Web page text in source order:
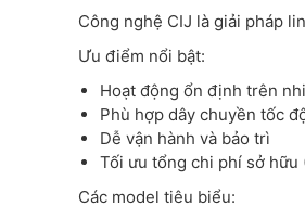
Công nghệ CIJ là giải pháp
Ưu điểm nổi bật:
Hoạt động ổn định trên
Phù hợp dây chuyền tốc
Dễ vận hành và bảo trì
Tối ưu tổng chi phí sở hữu
Các model tiêu biểu: